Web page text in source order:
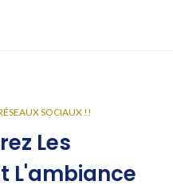
SOCIAUX !!
Les
L'ambiance